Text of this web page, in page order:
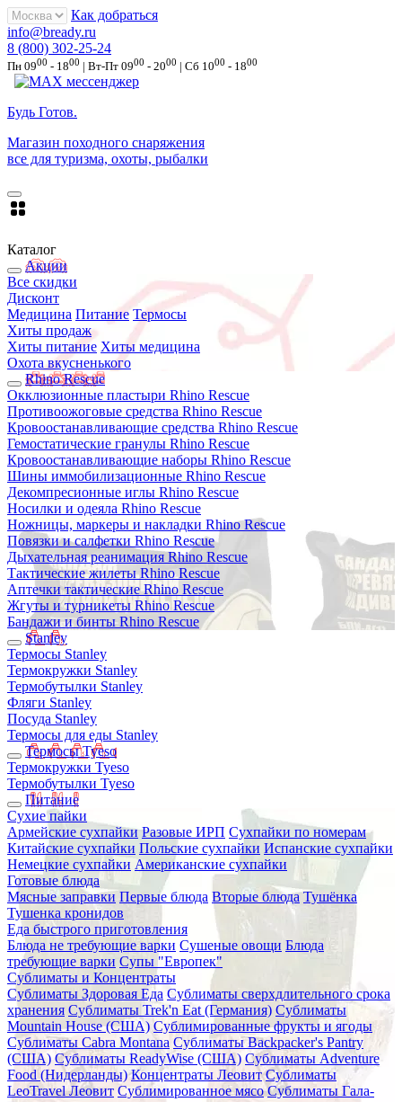
Как добраться
info@bready.ru
8 (800) 302-25-24
Пн 0900 - 1800 | Вт-Пт 0900 - 2000 | Сб 1000 - 1800
Будь Готов.
Магазин походного снаряжения
все для туризма, охоты, рыбалки
Каталог
Акции
Все скидки
Дисконт
Медицина Питание Термосы
Хиты продаж
Хиты питание Хиты медицина
Охота вкусненького
Rhino Rescue
Окклюзионные пластыри Rhino Rescue
Противоожоговые средства Rhino Rescue
Кровоостанавливающие средства Rhino Rescue
Гемостатические гранулы Rhino Rescue
Кровоостанавливающие наборы Rhino Rescue
Шины иммобилизационные Rhino Rescue
Декомпресионные иглы Rhino Rescue
Носилки и одеяла Rhino Rescue
Ножницы, маркеры и накладки Rhino Rescue
Повязки и салфетки Rhino Rescue
Дыхательная реанимация Rhino Rescue
Тактические жилеты Rhino Rescue
Аптечки тактические Rhino Rescue
Жгуты и турникеты Rhino Rescue
Бандажи и бинты Rhino Rescue
Stanley
Термосы Stanley
Термокружки Stanley
Термобутылки Stanley
Фляги Stanley
Посуда Stanley
Термосы для еды Stanley
Термосы Tyeso
Термокружки Tyeso
Термобутылки Tyeso
Питание
Сухие пайки
Армейские сухпайки Разовые ИРП Сухпайки по номерам
Китайские сухпайки Польские сухпайки Испанские сухпайки
Немецкие сухпайки Американские сухпайки
Готовые блюда
Мясные заправки Первые блюда Вторые блюда Тушёнка
Тушенка кронидов
Еда быстрого приготовления
Блюда не требующие варки Сушеные овощи Блюда
требующие варки Супы "Европек"
Сублиматы и Концентраты
Сублиматы Здоровая Еда Сублиматы сверхдлительного срока
хранения Сублиматы Trek'n Eat (Германия) Сублиматы
Mountain House (США) Сублимированные фрукты и ягоды
Сублиматы Cabra Montana Сублиматы Backpacker's Pantry
(США) Сублиматы ReadyWise (США) Сублиматы Adventure
Food (Нидерланды) Концентраты Леовит Сублиматы
LeoTravel Леовит Сублимированное мясо Сублиматы Гала-